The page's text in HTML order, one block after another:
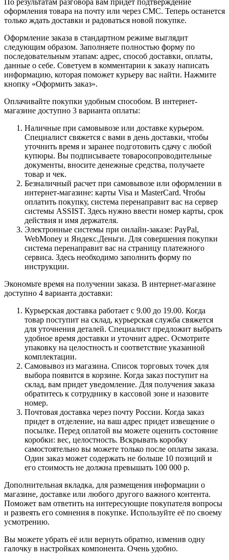
оформления товара на почту или через СМС. Теперь останется
только ждать доставки и радоваться новой покупке.
Оформление заказа в стандартном режиме выглядит
следующим образом. Заполняете полностью форму по
последовательным этапам: адрес, способ доставки, оплаты,
данные о себе. Советуем в комментарии к заказу написать
информацию, которая поможет курьеру вас найти. Нажмите
кнопку «Оформить заказ».
Оплачивайте покупки удобным способом. В интернет-
магазине доступно 3 варианта оплаты:
Наличные при самовывозе или доставке курьером.
Специалист свяжется с вами в день доставки, чтобы
уточнить время и заранее подготовить сдачу с любой
купюры. Вы подписываете товаросопроводительные
документы, вносите денежные средства, получаете
товар и чек.
Безналичный расчет при самовывозе или оформлении в
интернет-магазине: карты Visa и MasterCard. Чтобы
оплатить покупку, система перенаправит вас на сервер
системы ASSIST. Здесь нужно ввести номер карты, срок
действия и имя держателя.
Электронные системы при онлайн-заказе: PayPal,
WebMoney и Яндекс.Деньги. Для совершения покупки
система перенаправит вас на страницу платежного
сервиса. Здесь необходимо заполнить форму по
инструкции.
Экономьте время на получении заказа. В интернет-магазине
доступно 4 варианта доставки:
Курьерская доставка работает с 9.00 до 19.00. Когда
товар поступит на склад, курьерская служба свяжется
для уточнения деталей. Специалист предложит выбрать
удобное время доставки и уточнит адрес. Осмотрите
упаковку на целостность и соответствие указанной
комплектации.
Самовывоз из магазина. Список торговых точек для
выбора появится в корзине. Когда заказ поступит на
склад, вам придет уведомление. Для получения заказа
обратитесь к сотруднику в кассовой зоне и назовите
номер.
Почтовая доставка через почту России. Когда заказ
придет в отделение, на ваш адрес придет извещение о
посылке. Перед оплатой вы можете оценить состояние
коробки: вес, целостность. Вскрывать коробку
самостоятельно вы можете только после оплаты заказа.
Один заказ может содержать не больше 10 позиций и
его стоимость не должна превышать 100 000 р.
Дополнительная вкладка, для размещения информации о
магазине, доставке или любого другого важного контента.
Поможет вам ответить на интересующие покупателя вопросы
и развеять его сомнения в покупке. Используйте её по своему
усмотрению.
Вы можете убрать её или вернуть обратно, изменив одну
галочку в настройках компонента. Очень удобно.